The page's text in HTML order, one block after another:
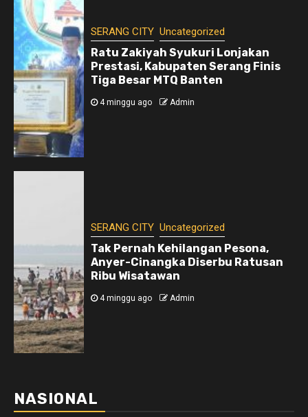
SERANG CITY Uncategorized
Ratu Zakiyah Syukuri Lonjakan
Prestasi, Kabupaten Serang Finis
Tiga Besar MTQ Banten
4 minggu ago Admin
SERANG CITY Uncategorized
Tak Pernah Kehilangan Pesona,
Anyer-Cinangka Diserbu Ratusan
Ribu Wisatawan
4 minggu ago Admin
NASIONAL